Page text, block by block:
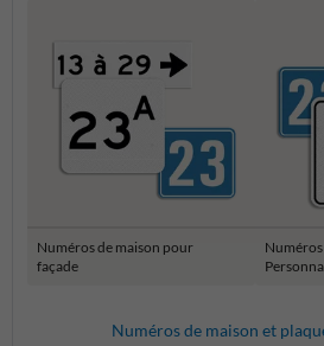
Numéros de maison pour
façade
Numéros de maison et